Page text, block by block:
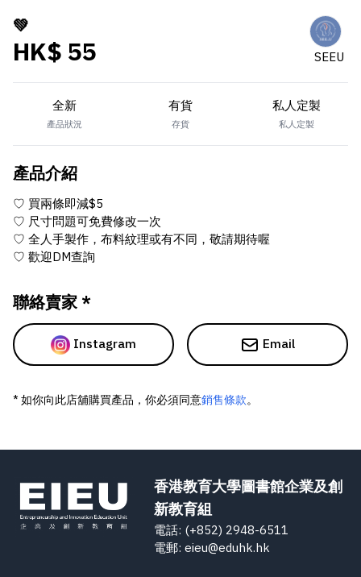
💚
HK$ 55 SEEU
全新
產品狀況
有貨
存貨
私人定製
私人定製
產品介紹
♡ 買兩條即減$5
♡ 尺寸問題可免費修改一次
♡ 全人手製作，布料紋理或有不同，敬請期待喔
♡ 歡迎DM查詢
聯絡賣家 *
Instagram Email
* 如你向此店舖購買產品，你必須同意銷售條款。
香港教育大學圖書館企業及創
新教育組
電話: (+852) 2948-6511
電郵: eieu@eduhk.hk